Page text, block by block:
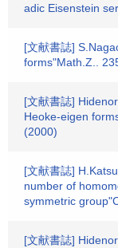
adic Eisenstein
[文献書誌]
forms"Math.Z..
[文献書誌]
Heoke-eigen
(2000)
[文献書誌]
number of
symmetric
[文献書誌]